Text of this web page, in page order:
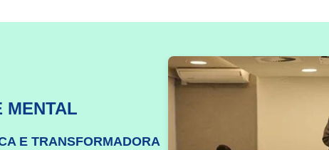
MENTAL
E TRANSFORMADORA